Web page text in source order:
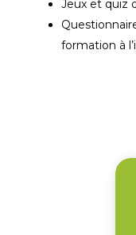
Jeux et quiz
formation à